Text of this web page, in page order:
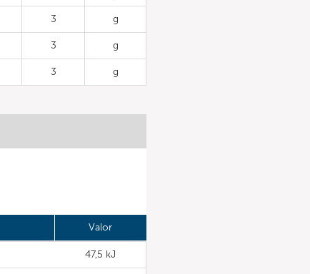
3 g
3 g
3 g
Valor
47,5 kJ